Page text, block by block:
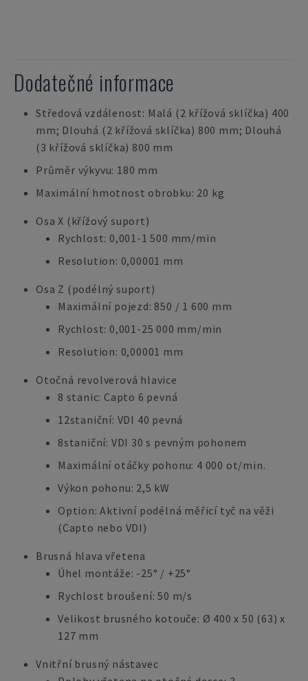
Dodatečné informace
Středová vzdálenost: Malá (2 křížová sklíčka) 400
mm; Dlouhá (2 křížová sklíčka) 800 mm; Dlouhá
(3 křížová sklíčka) 800 mm
Průměr výkyvu: 180 mm
Maximální hmotnost obrobku: 20 kg
Osa X (křížový suport)
Rychlost: 0,001-1 500 mm/min
Resolution: 0,00001 mm
Osa Z (podélný suport)
Maximální pojezd: 850 / 1 600 mm
Rychlost: 0,001-25 000 mm/min
Resolution: 0,00001 mm
Otočná revolverová hlavice
8 stanic: Capto 6 pevná
12staniční: VDI 40 pevná
8staniční: VDI 30 s pevným pohonem
Maximální otáčky pohonu: 4 000 ot/min.
Výkon pohonu: 2,5 kW
Option: Aktivní podélná měřicí tyč na věži
(Capto nebo VDI)
Brusná hlava vřetena
Úhel montáže: -25° / +25°
Rychlost broušení: 50 m/s
Velikost brusného kotouče: Ø 400 x 50 (63) x
127 mm
Vnitřní brusný nástavec